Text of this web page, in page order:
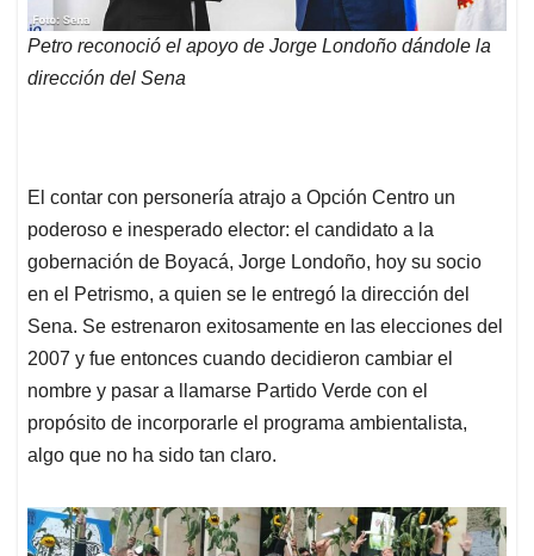
Petro reconoció el apoyo de Jorge Londoño dándole la
dirección del Sena
El contar con personería atrajo a Opción Centro un
poderoso e inesperado elector: el candidato a la
gobernación de Boyacá, Jorge Londoño, hoy su socio
en el Petrismo, a quien se le entregó la dirección del
Sena. Se estrenaron exitosamente en las elecciones del
2007 y fue entonces cuando decidieron cambiar el
nombre y pasar a llamarse Partido Verde con el
propósito de incorporarle el programa ambientalista,
algo que no ha sido tan claro.